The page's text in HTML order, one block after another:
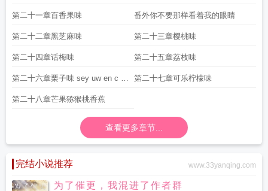
第二十一章百香果味 番外你不要那样看着我的眼睛
第二十二章黑芝麻味 第二十三章樱桃味
第二十四章话梅味 第二十五章荔枝味
第二十六章栗子味 sey uw en c o
m
第二十七章可乐柠檬味
第二十八章芒果猕猴桃香蕉
查看更多章节...
完结小说推荐 www.33yanqing.com
为了催更，我混进了作者群